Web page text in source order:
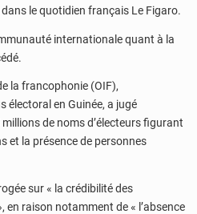
le quotidien français Le Figaro.
internationale quant à la
la francophonie (OIF),
électoral en Guinée, a jugé
de noms d’électeurs figurant
et la présence de personnes
sur « la crédibilité des
en raison notamment de « l’absence